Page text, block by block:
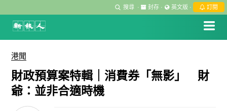
搜尋 · 封存 · 英文版 · 訂閱
港聞
財政預算案特輯｜消費券「無影」 財
爺：並非合適時機